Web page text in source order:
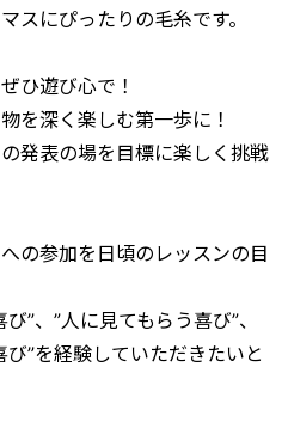
スにぴったりの毛糸です。
ひ遊び心で！
を深く楽しむ第一歩に！
発表の場を目標に楽しく挑戦
の参加を日頃のレッスンの目
”、”人に見てもらう喜び”、
”を経験していただきたいと